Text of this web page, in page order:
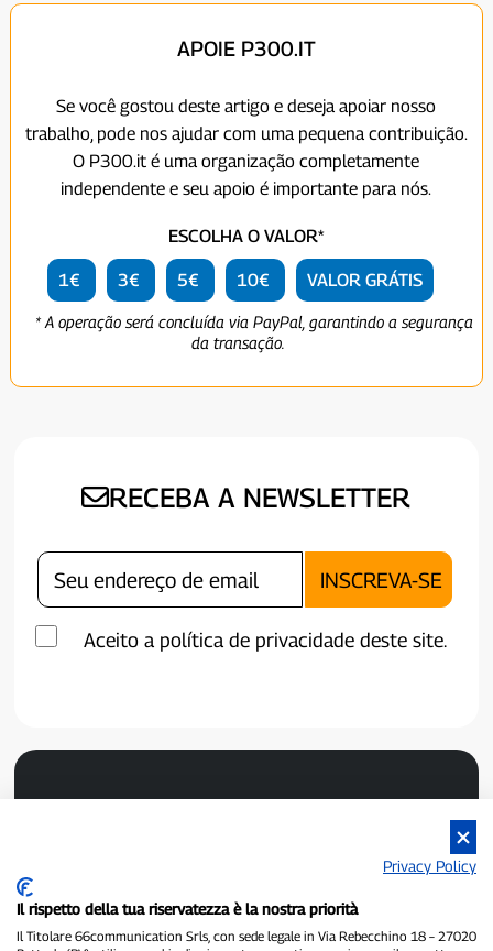
APOIE P300.IT
Se você gostou deste artigo e deseja apoiar nosso
trabalho, pode nos ajudar com uma pequena contribuição.
O P300.it é uma organização completamente
independente e seu apoio é importante para nós.
ESCOLHA O VALOR*
1€ 3€ 5€ 10€ VALOR GRÁTIS
* A operação será concluída via PayPal, garantindo a segurança
da transação.
RECEBA A NEWSLETTER
Aceito a política de privacidade deste site.
P300.it é um jornal independente.
Número de registro 1/2021 de 01/02/2021 - Tribunal de Pavia.
Privacy Policy
Il rispetto della tua riservatezza è la nostra priorità
Il Titolare 66communication Srls, con sede legale in Via Rebecchino 18 – 27020